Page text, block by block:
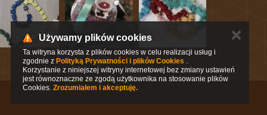
Używamy plików cookies
Ta witryna korzysta z plików cookies w celu realizacji usług i
zgodnie z Polityką Prywatności i plików Cookies .
Korzystanie z niniejszej witryny internetowej bez zmiany ustawień
jest równoznaczne ze zgodą użytkownika na stosowanie plików
Cookies. Zrozumiałem i akceptuję.
✕